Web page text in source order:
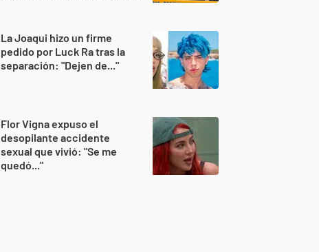
La Joaqui hizo un firme
pedido por Luck Ra tras la
separación: "Dejen de..."
Flor Vigna expuso el
desopilante accidente
sexual que vivió: "Se me
quedó..."